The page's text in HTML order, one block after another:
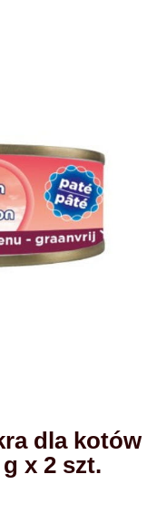
dla kotów
x 2 szt.